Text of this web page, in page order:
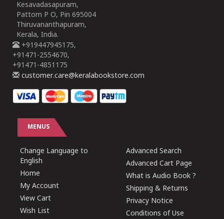
Kesavadasapuram,
Pattom P O, Pin 695004
Thiruvananthapuram,
Kerala, India.
+919447945175,
+91471-2554670,
+91471-4851175
customer.care@keralabookstore.com
MENUS
Change Language to
English
Home
My Account
View Cart
Wish List
Advanced Search
Advanced Cart Page
What is Audio Book ?
Shipping & Returns
Privacy Notice
Conditions of Use